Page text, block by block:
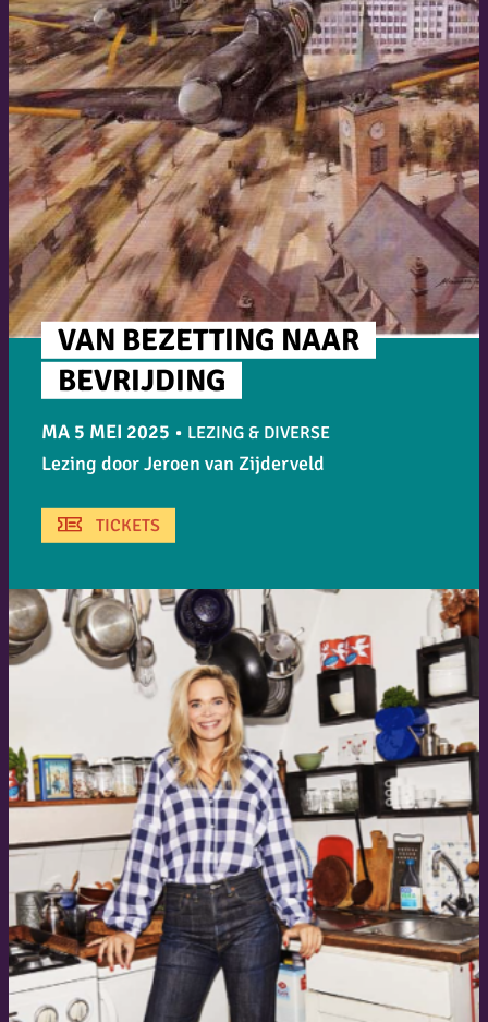
MA 5 MEI 2025 • LEZING & DIVERSE
VAN BEZETTING NAAR
BEVRIJDING
Lezing door Jeroen van Zijderveld
TICKETS